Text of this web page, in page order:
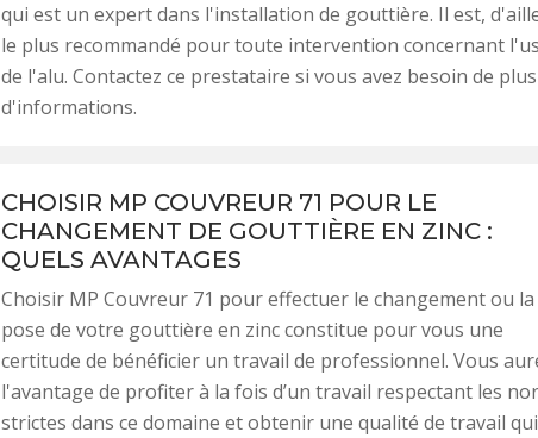
qui est un expert dans l'installation de gouttière. Il est,
le plus recommandé pour toute intervention concernant
de l'alu. Contactez ce prestataire si vous avez besoin de plus
d'informations.
CHOISIR MP COUVREUR 71 POUR LE
CHANGEMENT DE GOUTTIÈRE EN ZINC :
QUELS AVANTAGES
Choisir MP Couvreur 71 pour effectuer le changement ou la
pose de votre gouttière en zinc constitue pour vous une
certitude de bénéficier un travail de professionnel. Vous
l'avantage de profiter à la fois d’un travail respectant les
strictes dans ce domaine et obtenir une qualité de travail qui